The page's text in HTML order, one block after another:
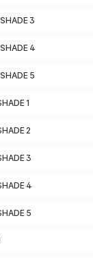
3
4
5
GREY GREEN SHADE 1
2
3
4
5